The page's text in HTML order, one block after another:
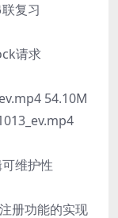
复习
请求
54.10M
维护性
册功能的实现